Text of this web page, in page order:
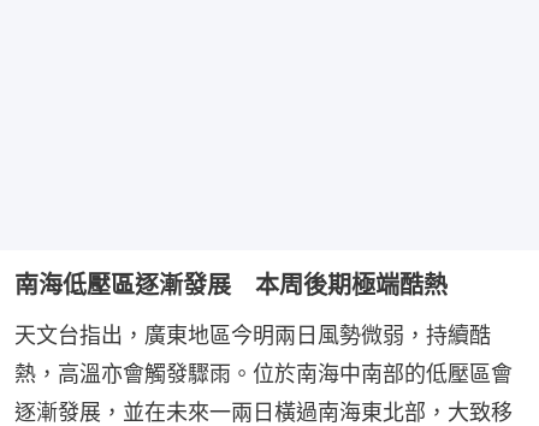
南海低壓區逐漸發展 本周後期極端酷熱
天文台指出，廣東地區今明兩日風勢微弱，持續酷
熱，高溫亦會觸發驟雨。位於南海中南部的低壓區會
逐漸發展，並在未來一兩日橫過南海東北部，大致移